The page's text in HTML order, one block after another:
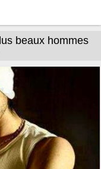
beaux hommes